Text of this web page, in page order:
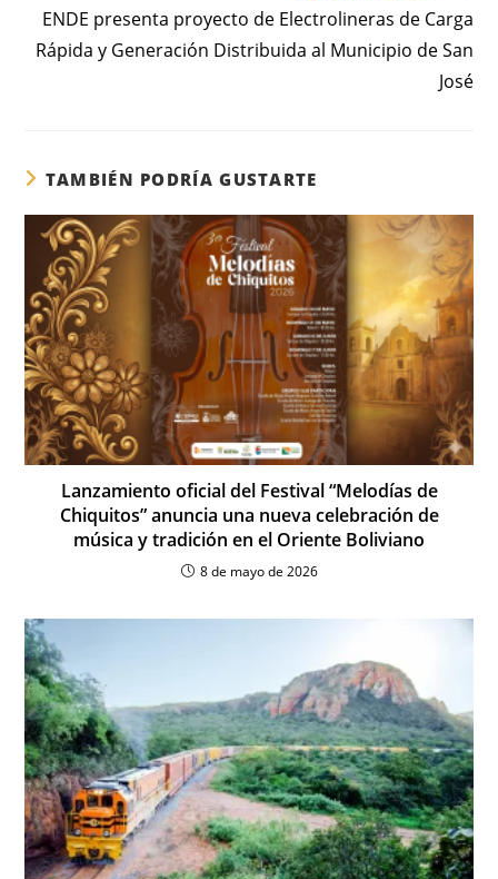
ENDE presenta proyecto de Electrolineras de Carga
Rápida y Generación Distribuida al Municipio de San
José
TAMBIÉN PODRÍA GUSTARTE
Lanzamiento oficial del Festival “Melodías de
Chiquitos” anuncia una nueva celebración de
música y tradición en el Oriente Boliviano
8 de mayo de 2026